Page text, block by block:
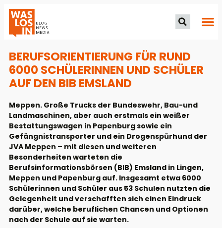
BERUFSORIENTIERUNG FÜR RUND
6000 SCHÜLERINNEN UND SCHÜLER
AUF DEN BIB EMSLAND
Meppen. Große Trucks der Bundeswehr, Bau-und
Landmaschinen, aber auch erstmals ein weißer
Bestattungswagen in Papenburg sowie ein
Gefängnistransporter und ein Drogenspürhund der
JVA Meppen – mit diesen und weiteren
Besonderheiten warteten die
Berufsinformationsbörsen (BIB) Emsland in Lingen,
Meppen und Papenburg auf. Insgesamt etwa 6000
Schülerinnen und Schüler aus 53 Schulen nutzten die
Gelegenheit und verschafften sich einen Eindruck
darüber, welche beruflichen Chancen und Optionen
nach der Schule auf sie warten.